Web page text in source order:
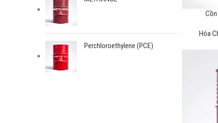
Perchloroethylene (PCE)
Hóa